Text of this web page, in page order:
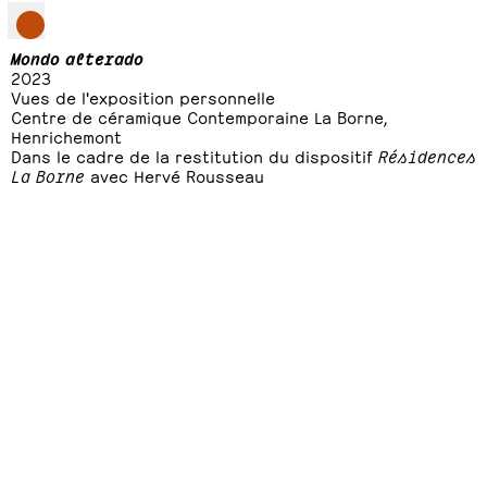
Mondo alterado
2023
Vues de l'exposition personnelle
Centre de céramique Contemporaine La Borne,
Henrichemont
Dans le cadre de la restitution du dispositif Résidences
La Borne avec Hervé Rousseau